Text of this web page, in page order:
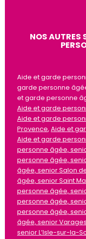
NOS AUTRES
Aide et garde
garde personne
et garde personne
Aide et garde
Aide et garde
Provence, Aide et
Aide et garde
personne âgée,
personne âgée,
âgée, senior Salon
âgée, senior Saint
personne âgée,
personne âgée,
personne âgée,
âgée, senior Varages
senior L’Isle-sur-la-